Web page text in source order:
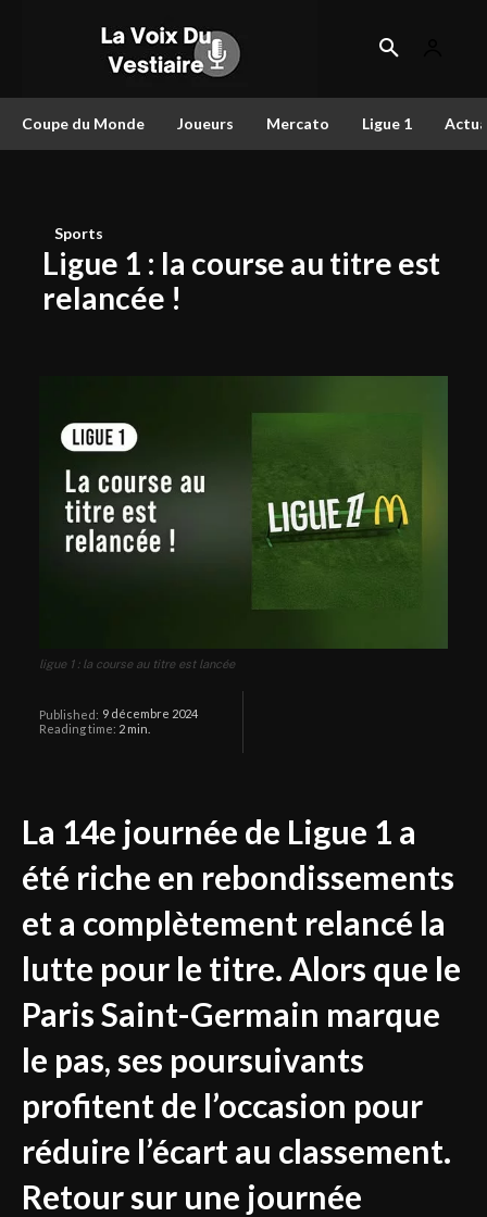
Coupe du Monde Joueurs Mercato Ligue 1
Sports
Ligue 1 : la course au titre est
relancée !
ligue 1 : la course au titre est lancée
Published: 9 décembre 2024
Reading time: 2 min.
La 14e journée de Ligue 1 a
été riche en rebondissements
et a complètement relancé la
lutte pour le titre. Alors que le
Paris Saint-Germain marque
le pas, ses poursuivants
profitent de l’occasion pour
réduire l’écart au classement.
Retour sur une journée